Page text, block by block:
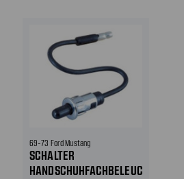
69-73 Ford Mustang
SCHALTER
HANDSCHUHFACHBELEUCHTUNG